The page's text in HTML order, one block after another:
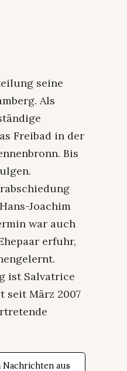
seine
Als
Freibad in der
Bis
Joachim
war auch
erfuhr,
ist Salvatrice
seit März 2007
Nachrichten aus